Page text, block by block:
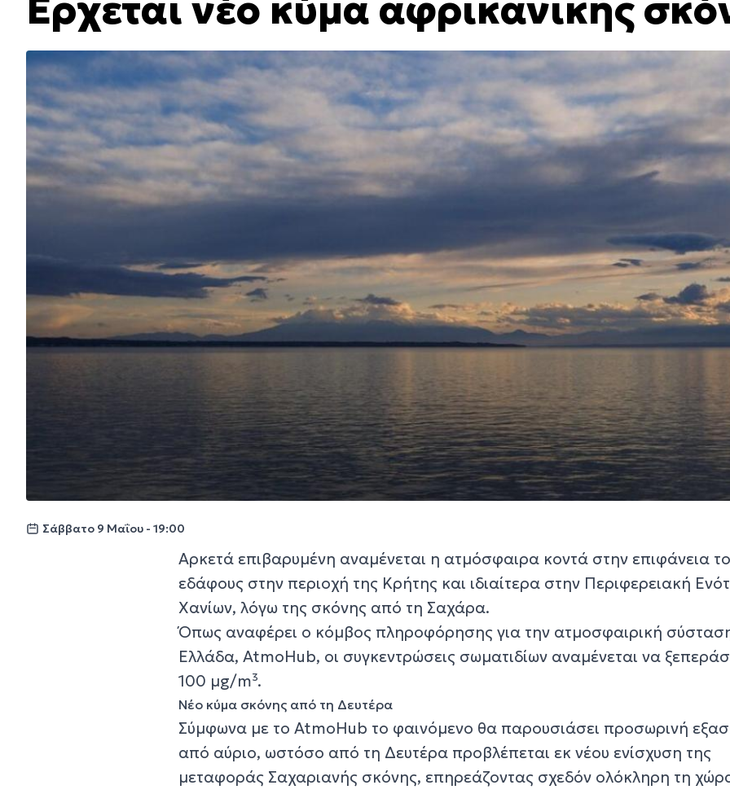
Σάββατο 9 Μαΐου - 19:00
Αρκετά επιβαρυμένη αναμένεται η ατμόσφαιρα κοντά στην επιφάνεια
εδάφους στην περιοχή της Κρήτης και ιδιαίτερα στην Περιφερειακή
Χανίων, λόγω της σκόνης από τη Σαχάρα.
Όπως αναφέρει ο κόμβος πληροφόρησης για την ατμοσφαιρική
Ελλάδα, AtmoHub, οι συγκεντρώσεις σωματιδίων αναμένεται να
100 μg/m³.
Νέο κύμα σκόνης από τη Δευτέρα
Σύμφωνα με το AtmoHub το φαινόμενο θα παρουσιάσει προσωρινή
από αύριο, ωστόσο από τη Δευτέρα προβλέπεται εκ νέου ενίσχυση της
μεταφοράς Σαχαριανής σκόνης, επηρεάζοντας σχεδόν ολόκληρη τη